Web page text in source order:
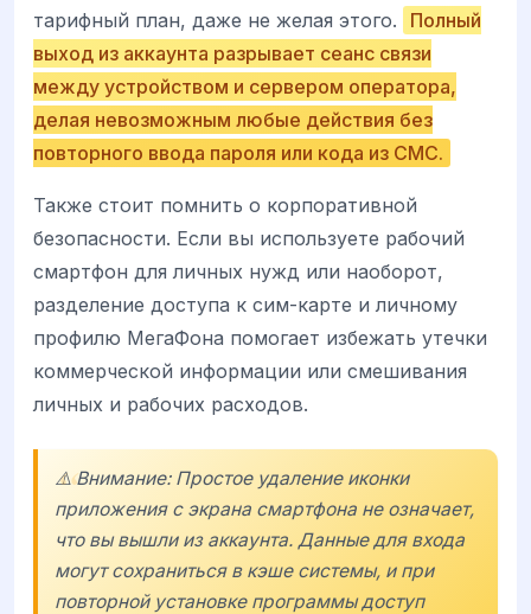
тарифный план, даже не желая этого.
Полный
выход из аккаунта разрывает сеанс связи
между устройством и сервером оператора,
делая невозможным любые действия без
повторного ввода пароля или кода из СМС.
Также стоит помнить о корпоративной
безопасности. Если вы используете рабочий
смартфон для личных нужд или наоборот,
разделение доступа к сим-карте и личному
профилю МегаФона помогает избежать утечки
коммерческой информации или смешивания
личных и рабочих расходов.
⚠️ Внимание: Простое удаление иконки
приложения с экрана смартфона не означает,
что вы вышли из аккаунта. Данные для входа
могут сохраниться в кэше системы, и при
повторной установке программы доступ